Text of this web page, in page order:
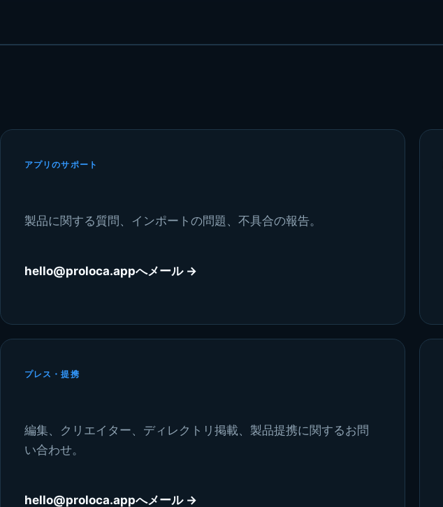
アプリのサポート
製品に関する質問、インポートの問題、不具合の報告。
hello@proloca.appへメール →
プレス・提携
編集、クリエイター、ディレクトリ掲載、製品提携に関するお問
い合わせ。
hello@proloca.appへメール →